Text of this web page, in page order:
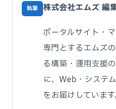
執筆 株式会社エムズ 編
ポータルサイト・
専門とするエムズ
る構築・運用支援
に、Web・システ
をお届けしています